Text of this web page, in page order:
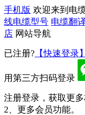
手机版 欢迎来到电
线电缆型号 电缆翻
店 网站导航
已注册? 【快速登录】
用第三方扫码登录
注册登录，获取更多
2、更多会员功能。